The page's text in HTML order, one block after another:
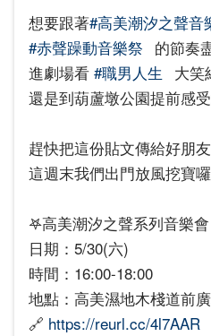
想要跟著#高美潮汐之聲音
#赤聲躁動音樂祭 的節奏
進劇場看 #職男人生
大笑
還是到葫蘆墩公園提前感
趕快把這份貼文傳給好朋友
這週末我們出門放風挖寶囉
𖤐高美潮汐之聲系列音樂會
日期：5/30(六)
時間：16:00-18:00
地點：高美濕地木棧道前
🔗 https://reurl.cc/4l7AAR